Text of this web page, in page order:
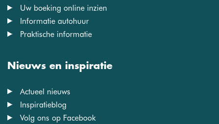
Uw boeking online inzien
Informatie autohuur
Praktische informatie
Nieuws en inspiratie
Actueel nieuws
Inspiratieblog
Volg ons op Facebook